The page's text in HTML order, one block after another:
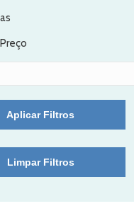
Aplicar Filtros
Limpar Filtros